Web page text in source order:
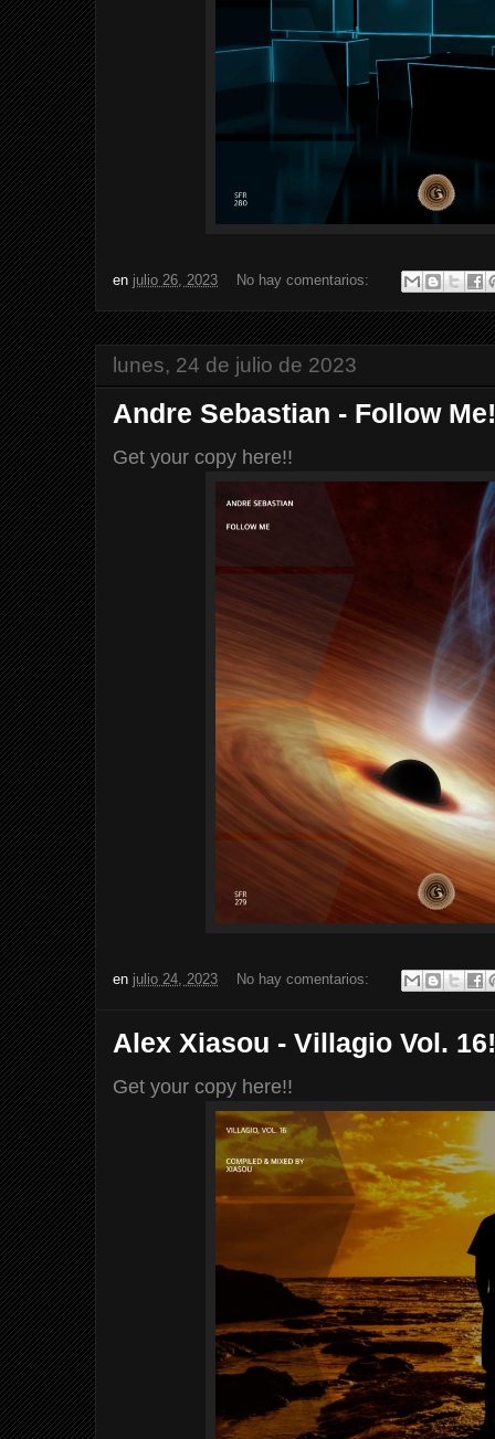
en julio 26, 2023 No hay comentarios:
lunes, 24 de julio de 2023
Andre Sebastian - Follow
Get your copy here!!
en julio 24, 2023 No hay comentarios:
Alex Xiasou - Villagio Vol.
Get your copy here!!